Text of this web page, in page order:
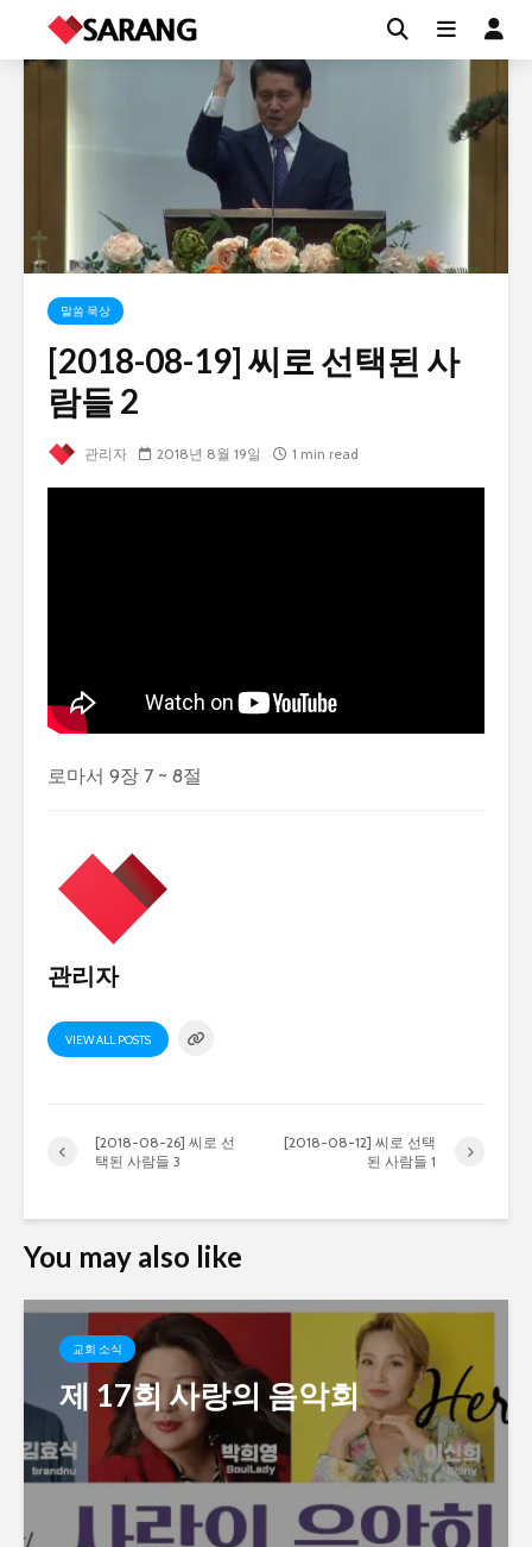
말씀 묵상
[2018-08-19] 씨로 선택된 사
람들 2
관리자 2018년 8월 19일 1 min read
로마서 9장 7 ~ 8절
관리자
VIEW ALL POSTS
[2018-08-26] 씨로 선
택된 사람들 3
[2018-08-12] 씨로 선택
된 사람들 1
You may also like
교회 소식
제 17회 사랑의 음악회